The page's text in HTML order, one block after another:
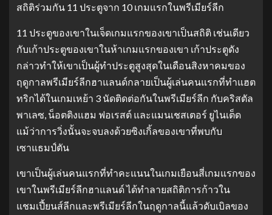
สถิติร่วมกัน 11 ประตูจาก 10 เกมแรกในพรีเมียร์ลีก
11 ประตูของเขาในเจ็ดเกมแรกของเขาเป็นสถิติ เช่นเดียว
กับเก้าประตูของเขาในห้าเกมแรกของเขา เก้าประตูดัง
กล่าวทำให้เขาเป็นผู้ทำประตูสูงสุดในเดือนสิงหาคมของ
ฤดูกาลพรีเมียร์ลีกฮาแลนด์กลายเป็นผู้เล่นคนแรกที่ทำแฮต
ทริกได้ในเกมเหย้า 3 นัดติดต่อกันในพรีเมียร์ลีก กับคริสตัล
พาเลซ, น็อตติงแฮม ฟอเรสต์ และแมนเชสเตอร์ ยูไนเต็ด
แม้ว่าการวิ่งนั้นจะจบลงด้วยซิงเกิ้ลของเขาที่พบกับ
เซาแธมป์ตัน
เขาเป็นผู้เล่นคนแรกที่ทำคะแนนในเกมเยือนสี่เกมแรกของ
เขาในพรีเมียร์ลีกฮาแลนด์ ได้ทำลายสถิติการก้าวใน
แชมเปี้ยนส์ลีกและพรีเมียร์ลีกในฤดูกาลนี้แล้วดับเบิลของ